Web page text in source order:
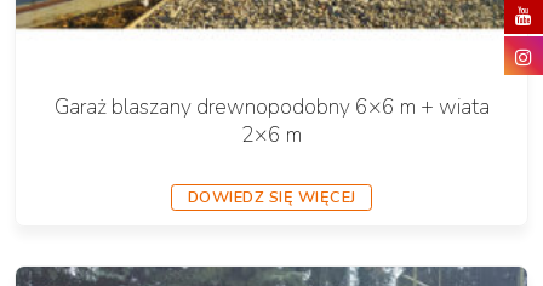
Garaż blaszany drewnopodobny 6×6 m + wiata
2×6 m
DOWIEDZ SIĘ WIĘCEJ